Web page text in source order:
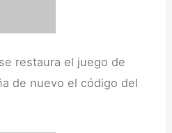
restaura el juego de
de nuevo el código del